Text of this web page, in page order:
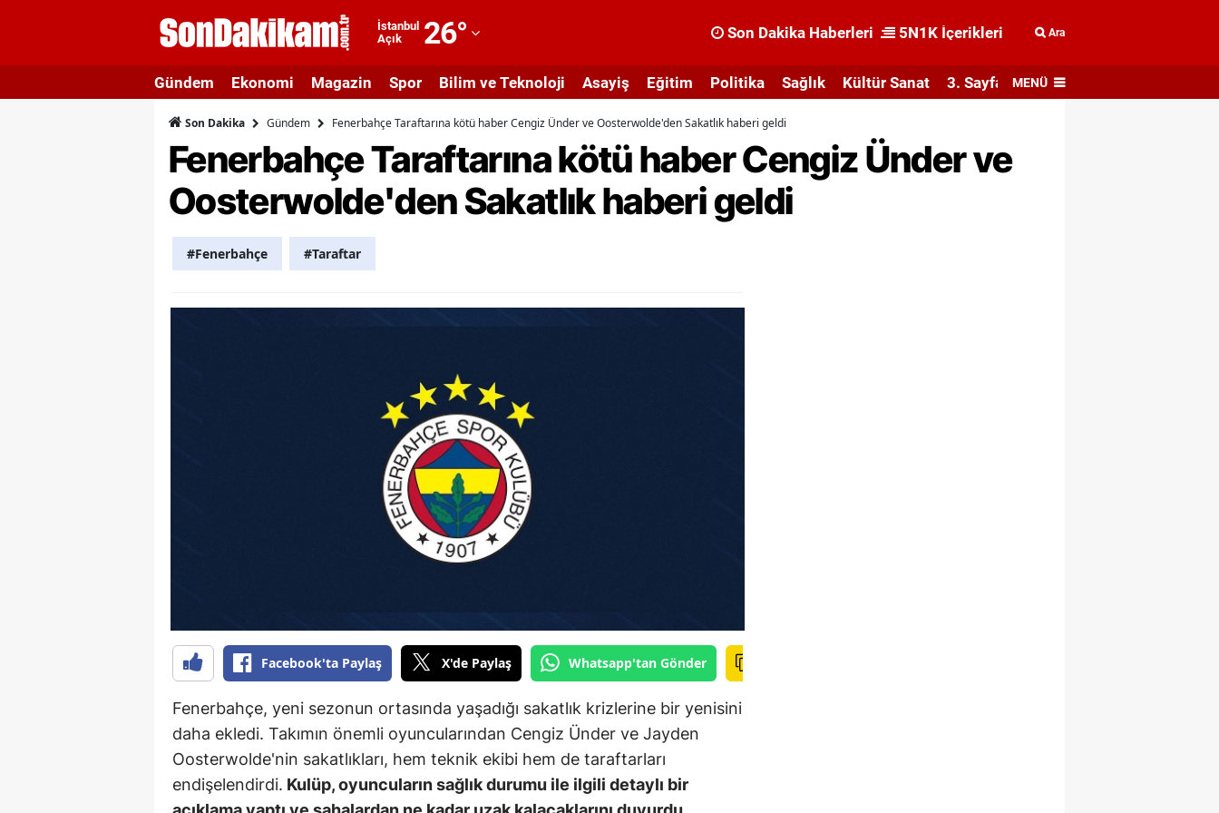
İstanbul
Açık
26°
Adıyaman
Afyonkarahisar
Ağrı
Amasya
Balıkesir
Bilecik
Bingöl
Bitlis
Bolu
Bursa
Çanakkale
Çankırı
Denizli
Diyarbakır
Son Dakika Haberleri 5N1K İçerikleri Ara
Gündem Ekonomi Magazin Spor Bilim ve Teknoloji Asayiş Eğitim Politika Sağlık Kültür Sanat 3. Sayfa MENÜ
Son Dakika Gündem Fenerbahçe Taraftarına kötü haber Cengiz Ünder ve Oosterwolde'den Sakatlık haberi geldi
Fenerbahçe Taraftarına kötü haber Cengiz Ünder ve
Oosterwolde'den Sakatlık haberi geldi
#Fenerbahçe #Taraftar
Facebook'ta Paylaş X'de Paylaş Whatsapp'tan Gönder
Fenerbahçe, yeni sezonun ortasında yaşadığı sakatlık krizlerine bir yenisini
daha ekledi. Takımın önemli oyuncularından Cengiz Ünder ve Jayden
Oosterwolde'nin sakatlıkları, hem teknik ekibi hem de taraftarları
endişelendirdi. Kulüp, oyuncuların sağlık durumu ile ilgili detaylı bir